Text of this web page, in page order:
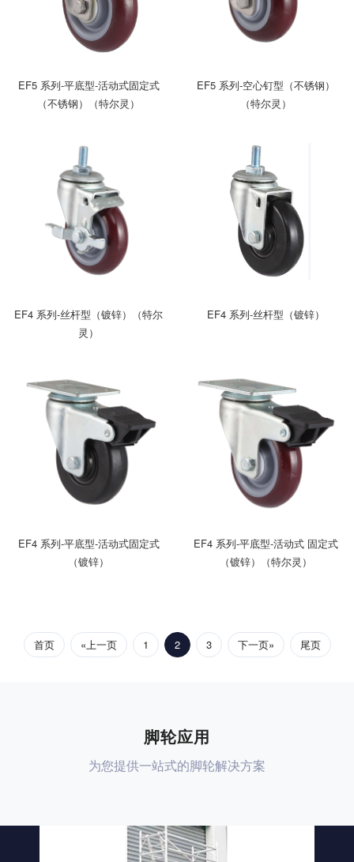
EF5 系列-平底型-活动式固定式
（不锈钢）（特尔灵）
EF5 系列-空心钉型（不锈钢）
（特尔灵）
EF4 系列-丝杆型（镀锌）（特尔
灵）
EF4 系列-丝杆型（镀锌）
EF4 系列-平底型-活动式固定式
（镀锌）
EF4 系列-平底型-活动式 固定式
（镀锌）（特尔灵）
首页 «上一页 1 2 3 下一页» 尾页
脚轮应用
为您提供一站式的脚轮解决方案